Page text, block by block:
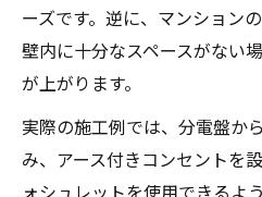
ーズです。逆に、マンション
壁内に十分なスペースがない
が上がります。
実際の施工例では、分電盤か
み、アース付きコンセントを
ォシュレットを使用できるよ